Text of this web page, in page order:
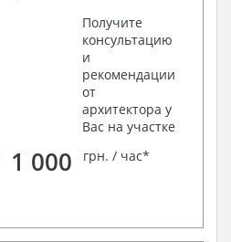
Получите
консультацию
и
рекомендации
от
архитектора у
Вас на участке
1 000 грн. / час*